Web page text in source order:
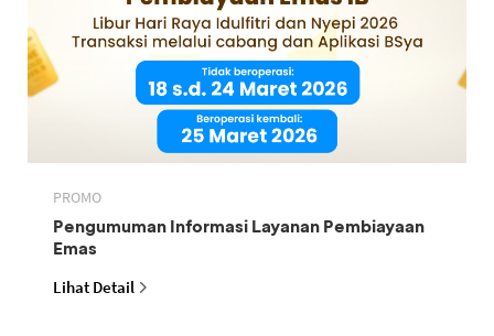
PROMO
Pengumuman Informasi Layanan Pembiayaan
Emas
Lihat Detail